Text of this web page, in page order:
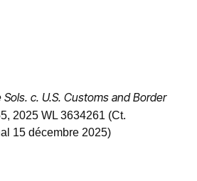
c. U.S. Customs and Border
2025 WL 3634261 (Ct.
15 décembre 2025)